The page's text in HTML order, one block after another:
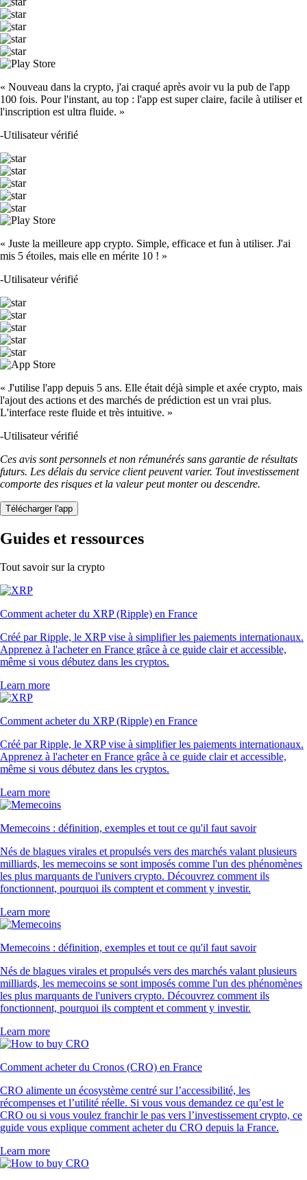
« Nouveau dans la crypto, j'ai craqué après avoir vu la pub de l'app
100 fois. Pour l'instant, au top : l'app est super claire, facile à utiliser et
l'inscription est ultra fluide. »
-Utilisateur vérifié
« Juste la meilleure app crypto. Simple, efficace et fun à utiliser. J'ai
mis 5 étoiles, mais elle en mérite 10 ! »
-Utilisateur vérifié
« J'utilise l'app depuis 5 ans. Elle était déjà simple et axée crypto, mais
l'ajout des actions et des marchés de prédiction est un vrai plus.
L'interface reste fluide et très intuitive. »
-Utilisateur vérifié
Ces avis sont personnels et non rémunérés sans garantie de résultats
futurs. Les délais du service client peuvent varier. Tout investissement
comporte des risques et la valeur peut monter ou descendre.
Télécharger l'app
Guides et ressources
Tout savoir sur la crypto
Comment acheter du XRP (Ripple) en France
Créé par Ripple, le XRP vise à simplifier les paiements internationaux.
Apprenez à l'acheter en France grâce à ce guide clair et accessible,
même si vous débutez dans les cryptos.
Learn more
Comment acheter du XRP (Ripple) en France
Créé par Ripple, le XRP vise à simplifier les paiements internationaux.
Apprenez à l'acheter en France grâce à ce guide clair et accessible,
même si vous débutez dans les cryptos.
Learn more
Memecoins : définition, exemples et tout ce qu'il faut savoir
Nés de blagues virales et propulsés vers des marchés valant plusieurs
milliards, les memecoins se sont imposés comme l'un des phénomènes
les plus marquants de l'univers crypto. Découvrez comment ils
fonctionnent, pourquoi ils comptent et comment y investir.
Learn more
Memecoins : définition, exemples et tout ce qu'il faut savoir
Nés de blagues virales et propulsés vers des marchés valant plusieurs
milliards, les memecoins se sont imposés comme l'un des phénomènes
les plus marquants de l'univers crypto. Découvrez comment ils
fonctionnent, pourquoi ils comptent et comment y investir.
Learn more
Comment acheter du Cronos (CRO) en France
CRO alimente un écosystème centré sur l’accessibilité, les
récompenses et l’utilité réelle. Si vous vous demandez ce qu’est le
CRO ou si vous voulez franchir le pas vers l’investissement crypto, ce
guide vous explique comment acheter du CRO depuis la France.
Learn more